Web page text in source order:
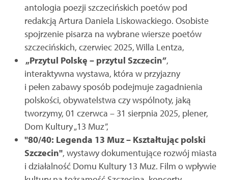
antologia poezji szczecińskich poetów pod
redakcją Artura Daniela Liskowackiego. Osobiste
spojrzenie pisarza na wybrane wiersze poetów
szczecińskich, czerwiec 2025, Willa Lentza,
„Przytul Polskę – przytul Szczecin”,
interaktywna wystawa, która w przyjazny
i pełen zabawy sposób podejmuje zagadnienia
polskości, obywatelstwa czy wspólnoty, jaką
tworzymy, 01 czerwca – 31 sierpnia 2025, plener,
Dom Kultury „13 Muz”,
"80/40: Legenda 13 Muz – Kształtując polski
Szczecin", wystawy dokumentujące rozwój miasta
i działalność Domu Kultury 13 Muz. Film o wpływie